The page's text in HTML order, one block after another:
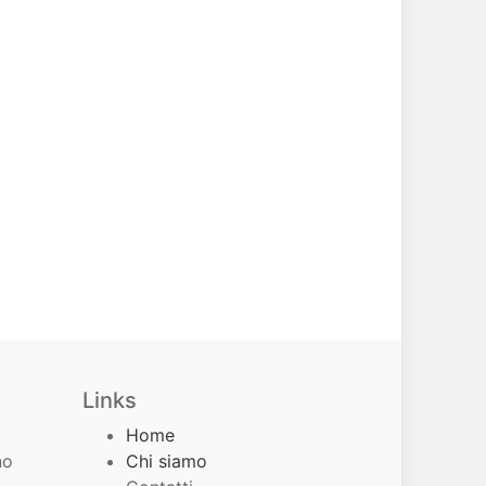
Links
Home
Chi siamo